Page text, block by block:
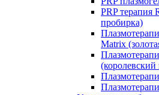
PRP терапия
пробирка)
Matrix
(королевский